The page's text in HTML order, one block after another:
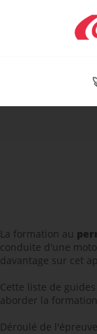
La formation au
conduite d'une
davantage sur cet
Cette liste de
aborder la
Déroulé de